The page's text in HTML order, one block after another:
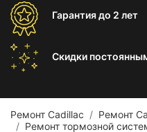
Гарантиядо 2 лет
Скидки
Ремонт Cadillac
Ремонт
Ремонт тормозной